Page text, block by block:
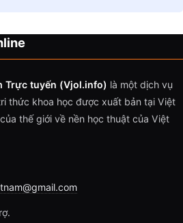
Trực tuyến (Vjol.info) là một dịch vụ
thức khoa học được xuất bản tại Việt
thế giới về nền học thuật của Việt